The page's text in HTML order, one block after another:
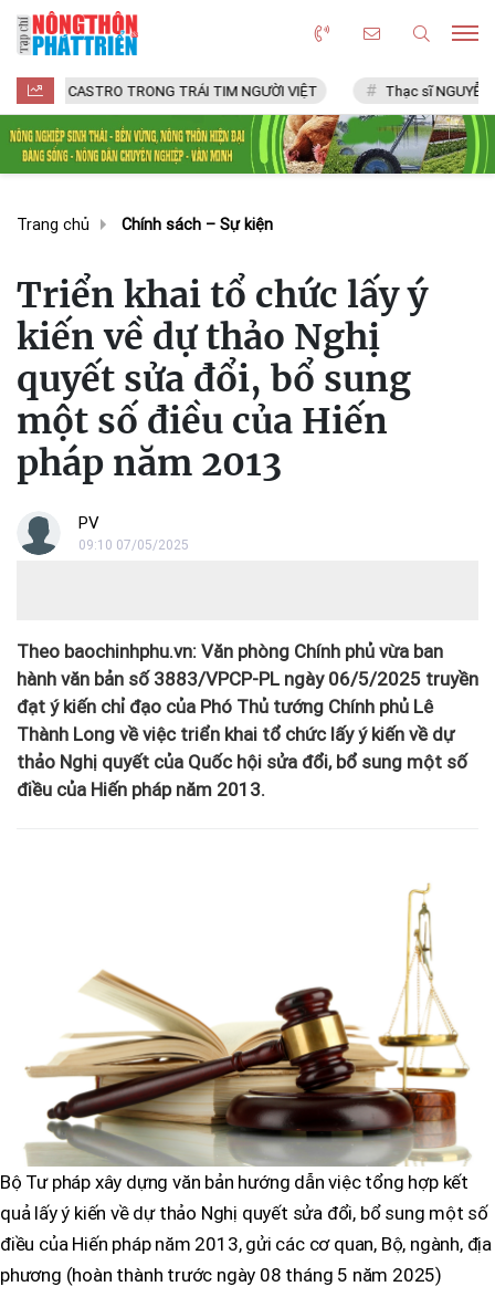
TRONG TRÁI TIM NGƯỜI VIỆT Thạc sĩ NGUYỄN VĂN CHÍ
Trang chủ Chính sách – Sự kiện
Triển khai tổ chức lấy ý
kiến về dự thảo Nghị
quyết sửa đổi, bổ sung
một số điều của Hiến
pháp năm 2013
PV
09:10 07/05/2025
Theo baochinhphu.vn: Văn phòng Chính phủ vừa ban
hành văn bản số 3883/VPCP-PL ngày 06/5/2025 truyền
đạt ý kiến chỉ đạo của Phó Thủ tướng Chính phủ Lê
Thành Long về việc triển khai tổ chức lấy ý kiến về dự
thảo Nghị quyết của Quốc hội sửa đổi, bổ sung một số
điều của Hiến pháp năm 2013.
Bộ Tư pháp xây dựng văn bản hướng dẫn việc tổng hợp kết
quả lấy ý kiến về dự thảo Nghị quyết sửa đổi, bổ sung một số
điều của Hiến pháp năm 2013, gửi các cơ quan, Bộ, ngành, địa
phương (hoàn thành trước ngày 08 tháng 5 năm 2025)